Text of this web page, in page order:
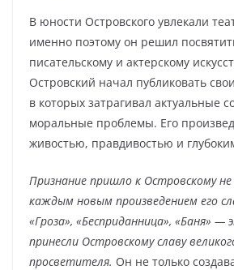
В юности Островского увлекали
именно поэтому он решил
писательскому и актерскому
Островский начал публиковать
в которых затрагивал актуальные
моральные проблемы. Его
живостью, правдивостью и
Признание пришло к Островскому не
каждым новым произведением его
«Гроза», «Бесприданница», «Баня» —
принесли Островскому славу
просветителя. Он не только